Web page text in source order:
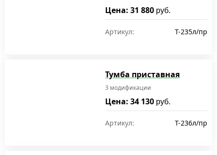
Цена: 31 880 руб.
Артикул: T-235л/пр
Тумба приставная
3 модификации
Цена: 34 130 руб.
Артикул: T-236л/пр